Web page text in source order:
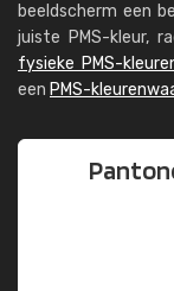
beeldscherm een
juiste PMS-kleur,
fysieke PMS-
een PMS-